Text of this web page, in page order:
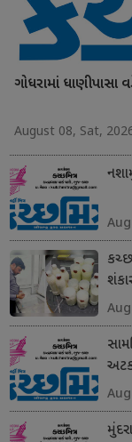
ગોધરામાં
August 08, Sat,